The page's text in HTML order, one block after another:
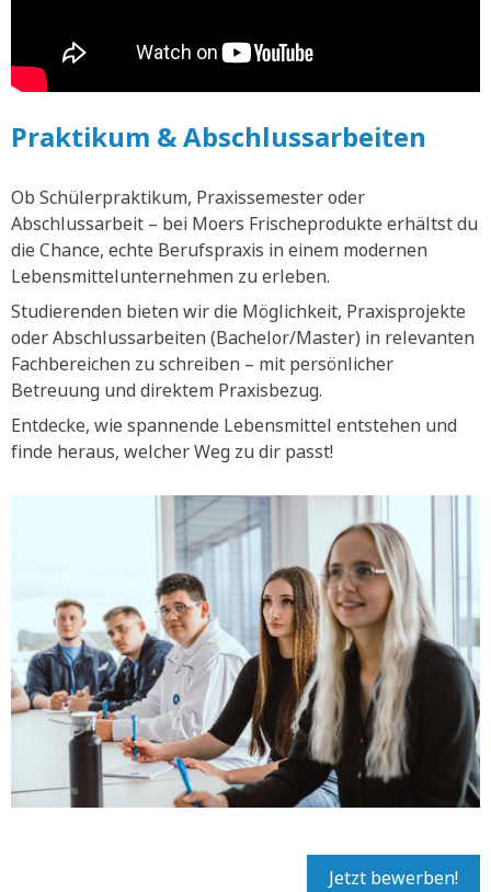
Praktikum & Abschlussarbeiten
Ob Schülerpraktikum, Praxissemester oder
Abschlussarbeit – bei Moers Frischeprodukte erhältst du
die Chance, echte Berufspraxis in einem modernen
Lebensmittelunternehmen zu erleben.
Studierenden bieten wir die Möglichkeit, Praxisprojekte
oder Abschlussarbeiten (Bachelor/Master) in relevanten
Fachbereichen zu schreiben – mit persönlicher
Betreuung und direktem Praxisbezug.
Entdecke, wie spannende Lebensmittel entstehen und
finde heraus, welcher Weg zu dir passt!
Jetzt bewerben!